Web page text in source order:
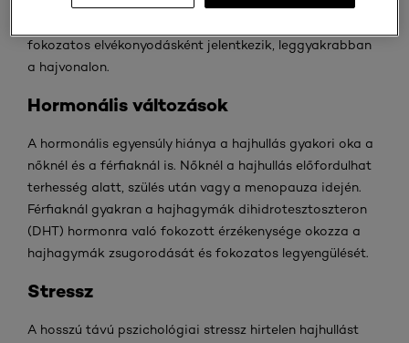
fokozatos elvékonyodásként jelentkezik, leggyakrabban
a hajvonalon.
Hormonális változások
A hormonális egyensúly hiánya a hajhullás gyakori oka a
nőknél és a férfiaknál is. Nőknél a hajhullás előfordulhat
terhesség alatt, szülés után vagy a menopauza idején.
Férfiaknál gyakran a hajhagymák dihidrotesztoszteron
(DHT) hormonra való fokozott érzékenysége okozza a
hajhagymák zsugorodását és fokozatos legyengülését.
Stressz
A hosszú távú pszichológiai stressz hirtelen hajhullást